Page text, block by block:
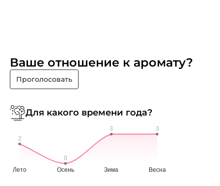
Ваше отношение к аромату?
Проголосовать
Для какого времени года?